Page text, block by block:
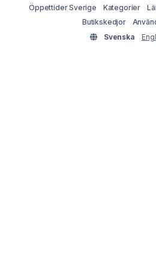
Öppettider Sverige
Kategorier
Butikskedjor
Svenska